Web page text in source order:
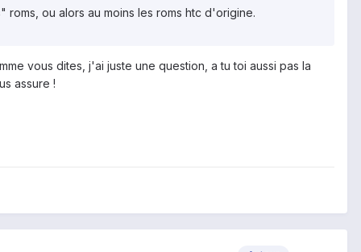
ou alors au moins les roms htc d'origine.
vous dites, j'ai juste une question, a tu toi aussi pas la
assure !